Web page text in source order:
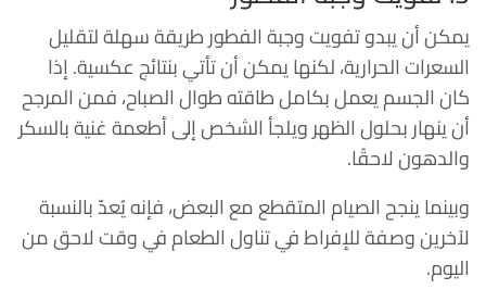
يمكن أن يبدو تفويت وجبة الفطور طريقة سهلة لتقليل
السعرات الحرارية، لكنها يمكن أن تأتي بنتائج عكسية. إذا
كان الجسم يعمل بكامل طاقته طوال الصباح، فمن المرجح
أن ينهار بحلول الظهر ويلجأ الشخص إلى أطعمة غنية بالسكر
والدهون لاحقًا.
وبينما ينجح الصيام المتقطع مع البعض، فإنه يُعدّ بالنسبة
لآخرين وصفة للإفراط في تناول الطعام في وقت لاحق من
اليوم.